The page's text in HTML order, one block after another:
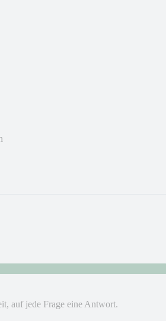
auf jede Frage eine Antwort.